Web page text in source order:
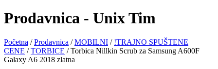
Prodavnica - Unix Tim
Početna /Prodavnica /MOBILNI / !TRAJNO SPUŠTENE
CENE /TORBICE / Torbica Nillkin Scrub za Samsung A600F
Galaxy A6 2018 zlatna